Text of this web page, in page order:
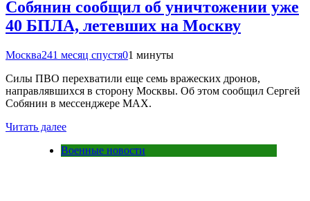
Собянин сообщил об уничтожении уже
40 БПЛА, летевших на Москву
Москва241 месяц спустя01 минуты
Силы ПВО перехватили еще семь вражеских дронов,
направлявшихся в сторону Москвы. Об этом сообщил Сергей
Собянин в мессенджере МАХ.
Читать далее
Военные новости